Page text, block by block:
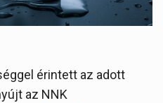
érintett az adott
az NNK